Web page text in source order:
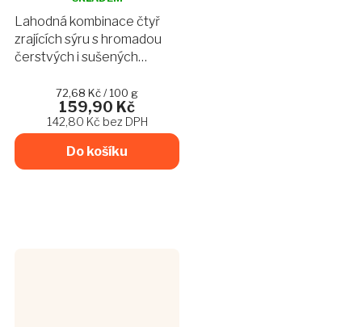
produktu
je
4,8
z
hvězdiček.
142,80 Kč bez DPH
159,90 Kč
Měrná
cena:
72,68 Kč / 100 g
Do košíku
Lahodná kombinace čtyř
zrajících sýru s hromadou
čerstvých i sušených
marinovanou cibulku a olivu
pro maximální chuťovou
explozi.